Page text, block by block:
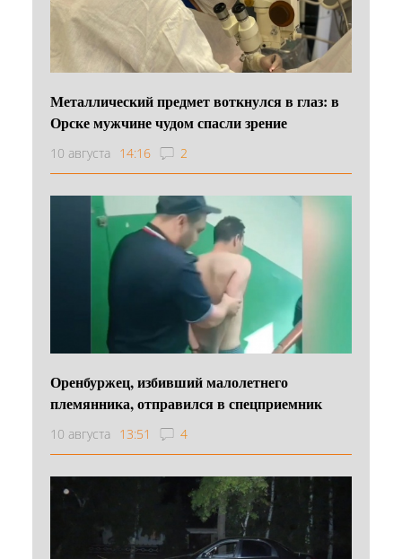
Металлический предмет воткнулся в глаз: в
Орске мужчине чудом спасли зрение
10 августа 14:16 2
Оренбуржец, избивший малолетнего
племянника, отправился в спецприемник
10 августа 13:51 4